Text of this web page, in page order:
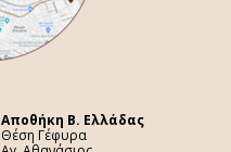
Aποθήκη Β. Ελλάδας
Θέση Γέφυρα